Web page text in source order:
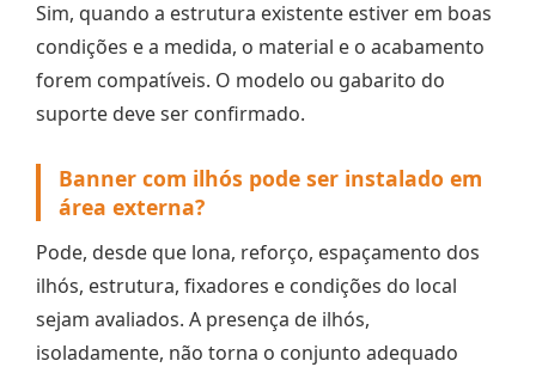
Sim, quando a estrutura existente estiver em boas
condições e a medida, o material e o acabamento
forem compatíveis. O modelo ou gabarito do
suporte deve ser confirmado.
Banner com ilhós pode ser instalado em
área externa?
Pode, desde que lona, reforço, espaçamento dos
ilhós, estrutura, fixadores e condições do local
sejam avaliados. A presença de ilhós,
isoladamente, não torna o conjunto adequado